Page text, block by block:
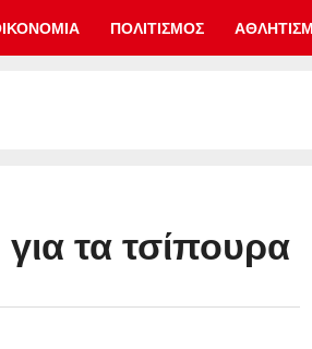
ΠΟΛΙΤΙΣΜΟΣ
τα τσίπουρα